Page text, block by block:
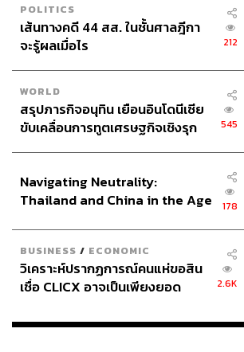
POLITICS
เส้นทางคดี 44 สส. ในชั้นศาลฎีกา
จะรู้ผลเมื่อไร
212
WORLD
สรุปภารกิจอนุทิน เยือนอินโดนีเซีย
ขับเคลื่อนการทูตเศรษฐกิจเชิงรุก
545
Navigating Neutrality:
Thailand and China in the Age
178
BUSINESS / ECONOMIC
วิเคราะห์ปรากฏการณ์คนแห่ขอสิน
เชื่อ CLICX อาจเป็นเพียงยอด
เรือนไทยที่ถูกซุกไว้
2.6K